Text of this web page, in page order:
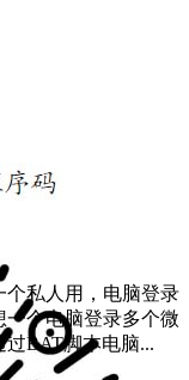
个私人用，电脑登录
个电脑登录多个微
BAT脚本电脑...